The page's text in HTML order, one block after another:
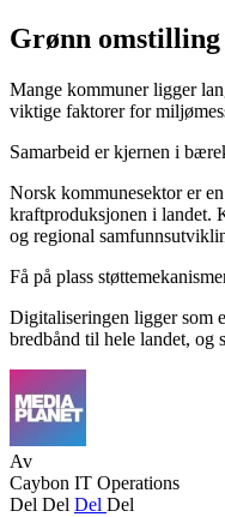
Grønn omstilling
Mange kommuner ligger
viktige faktorer for
Samarbeid er kjernen i
Norsk kommunesektor er
kraftproduksjonen i landet.
og regional
Få på plass
Digitaliseringen ligger som
bredbånd til hele landet, og
Av
Caybon IT Operations
Del Del Del Del